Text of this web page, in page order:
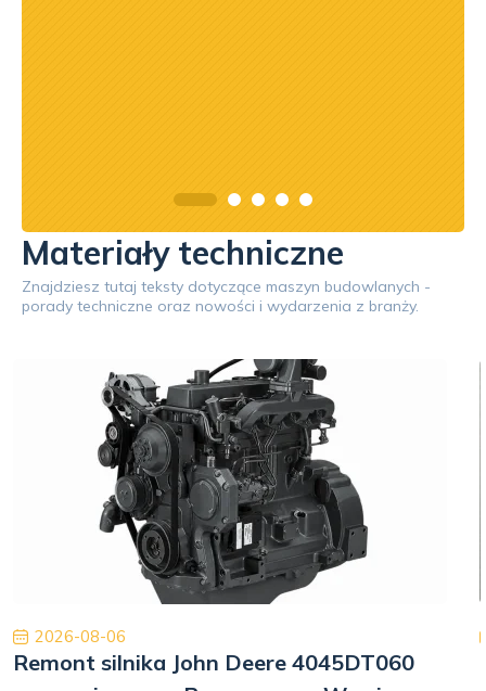
Materiały techniczne
Znajdziesz tutaj teksty dotyczące maszyn budowlanych -
porady techniczne oraz nowości i wydarzenia z branży.
2026-08-06
Remont silnika John Deere 4045DT060